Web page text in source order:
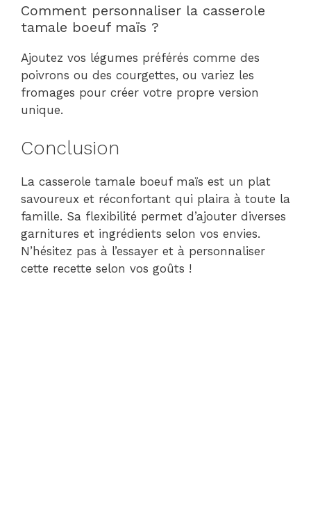
Comment personnaliser la casserole
tamale boeuf maïs ?
Ajoutez vos légumes préférés comme des
poivrons ou des courgettes, ou variez les
fromages pour créer votre propre version
unique.
Conclusion
La casserole tamale boeuf maïs est un plat
savoureux et réconfortant qui plaira à toute la
famille. Sa flexibilité permet d’ajouter diverses
garnitures et ingrédients selon vos envies.
N’hésitez pas à l’essayer et à personnaliser
cette recette selon vos goûts !